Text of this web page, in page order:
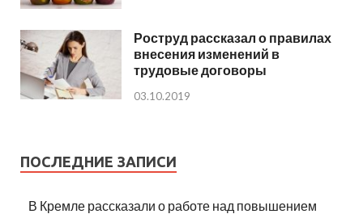
Роструд рассказал о правилах
внесения изменений в
трудовые договоры
03.10.2019
ПОСЛЕДНИЕ ЗАПИСИ
В Кремле рассказали о работе над повышением